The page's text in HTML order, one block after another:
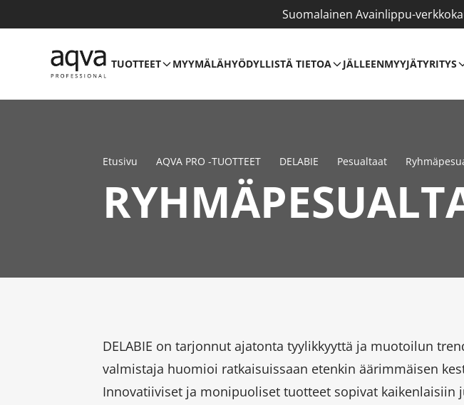
Suomalainen Avainlippu-
TUOTTEET MYYMÄLÄHYÖDYLLISTÄ TIETOA JÄLLEENMYYJÄTYRITYS
Etusivu AQVA PRO -TUOTTEET DELABIE Pesualtaat
DELABIE on tarjonnut ajatonta tyylikkyyttä ja muotoilun
valmistaja huomioi ratkaisuissaan etenkin äärimmäisen
Innovatiiviset ja monipuoliset tuotteet sopivat kaikenlaisiin